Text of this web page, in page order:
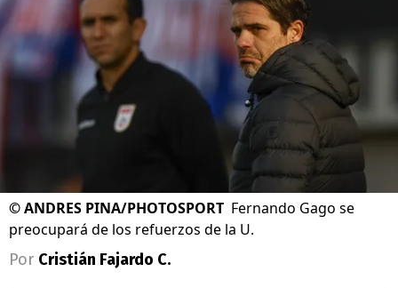
©ANDRES PINA/PHOTOSPORT Fernando Gago se
preocupará de los refuerzos de la U.
Por Cristián Fajardo C.